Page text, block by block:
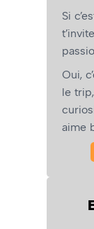
Si
Oui,
le
aime